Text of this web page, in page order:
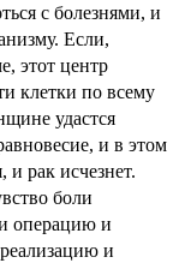
с болезнями, и
Если,
этот центр
клетки по всему
удастся
и в этом
и рак исчезнет.
боли
операцию и
и